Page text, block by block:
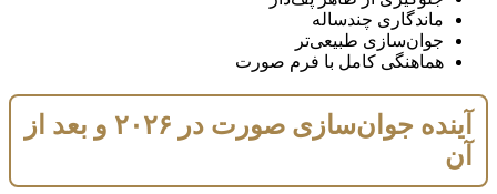
ماندگاری چندساله
جوان‌سازی طبیعی‌تر
هماهنگی کامل با فرم صورت
آینده جوان‌سازی صورت در ۲۰۲۶ و بعد از
آن